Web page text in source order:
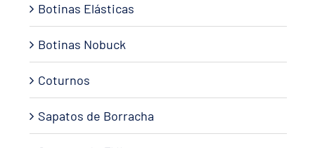
Botinas Elásticas
Botinas Nobuck
Coturnos
Sapatos de Borracha